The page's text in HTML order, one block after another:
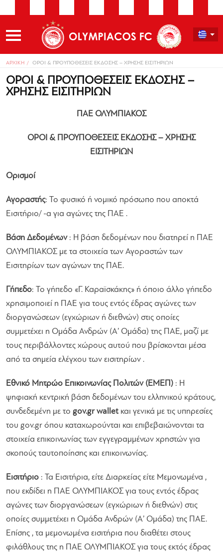
ΑΡΧΙΚΗ ΟΡΟΙ & ΠΡΟΥΠΟΘΕΣΕΙΣ ΕΚΔΟΣΗΣ – ΧΡΗΣΗΣ ΕΙΣΙΤΗΡΙΩΝ
ΟΡΟΙ & ΠΡΟΥΠΟΘΕΣΕΙΣ ΕΚΔΟΣΗΣ –
ΧΡΗΣΗΣ ΕΙΣΙΤΗΡΙΩΝ
ΠΑΕ ΟΛΥΜΠΙΑΚΟΣ
ΟΡΟΙ & ΠΡΟΥΠΟΘΕΣΕΙΣ ΕΚΔΟΣΗΣ – ΧΡΗΣΗΣ
ΕΙΣΙΤΗΡΙΩΝ
Ορισμοί
Αγοραστής: Το φυσικό ή νομικό πρόσωπο που αποκτά
Εισιτήριο/ -α για αγώνες της ΠΑΕ .
Βάση Δεδομένων: Η βάση δεδομένων που διατηρεί η ΠΑΕ
ΟΛΥΜΠΙΑΚΟΣ με τα στοιχεία των Αγοραστών των
Εισιτηρίων των αγώνων της ΠΑΕ.
Γήπεδο: Το γήπεδο «Γ. Καραϊσκάκης» ή όποιο άλλο γήπεδο
χρησιμοποιεί η ΠΑΕ για τους εντός έδρας αγώνες των
διοργανώσεων (εγχώριων ή διεθνών) στις οποίες
συμμετέχει η Ομάδα Ανδρών (Α’ Ομάδα) της ΠΑΕ, μαζί με
τους περιβάλλοντες χώρους αυτού που βρίσκονται μέσα
από τα σημεία ελέγχου των εισιτηρίων .
Εθνικό Μητρώο Επικοινωνίας Πολιτών (ΕΜΕΠ) : Η
ψηφιακή κεντρική βάση δεδομένων του ελληνικού κράτους,
συνδεδεμένη με το gov.gr wallet και γενικά με τις υπηρεσίες
του gov.gr όπου καταχωρούνται και επιβεβαιώνονται τα
στοιχεία επικοινωνίας των εγγεγραμμένων χρηστών για
σκοπούς ταυτοποίησης και επικοινωνίας.
Εισιτήριο : Τα Εισιτήρια, είτε Διαρκείας είτε Μεμονωμένα ,
που εκδίδει η ΠΑΕ ΟΛΥΜΠΙΑΚΟΣ για τους εντός έδρας
αγώνες των διοργανώσεων (εγχώριων ή διεθνών) στις
οποίες συμμετέχει η Ομάδα Ανδρών (Α’ Ομάδα) της ΠΑΕ.
Επίσης , τα μεμονωμένα εισιτήρια που διαθέτει στους
φιλάθλους της η ΠΑΕ ΟΛΥΜΠΙΑΚΟΣ για τους εκτός έδρας